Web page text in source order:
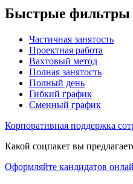
Быстрые фильтры
Частичная занятость
Проектная работа
Вахтовый метод
Полная занятость
Полный день
Гибкий график
Сменный график
Корпоративная поддержка
Какой соцпакет вы
Оформляйте кандидатов